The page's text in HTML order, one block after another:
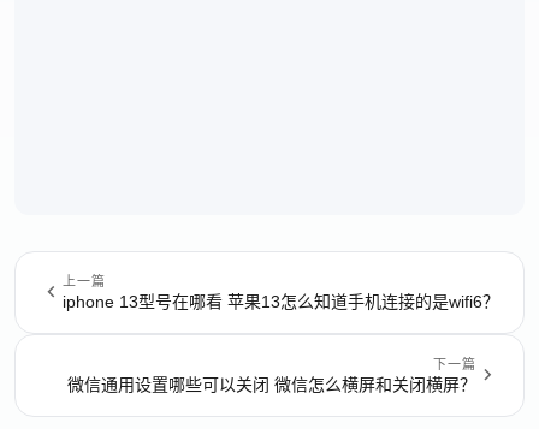
上一篇
iphone 13型号在哪看 苹果13怎么知道手机连接的是wifi6？
下一篇
微信通用设置哪些可以关闭 微信怎么横屏和关闭横屏？